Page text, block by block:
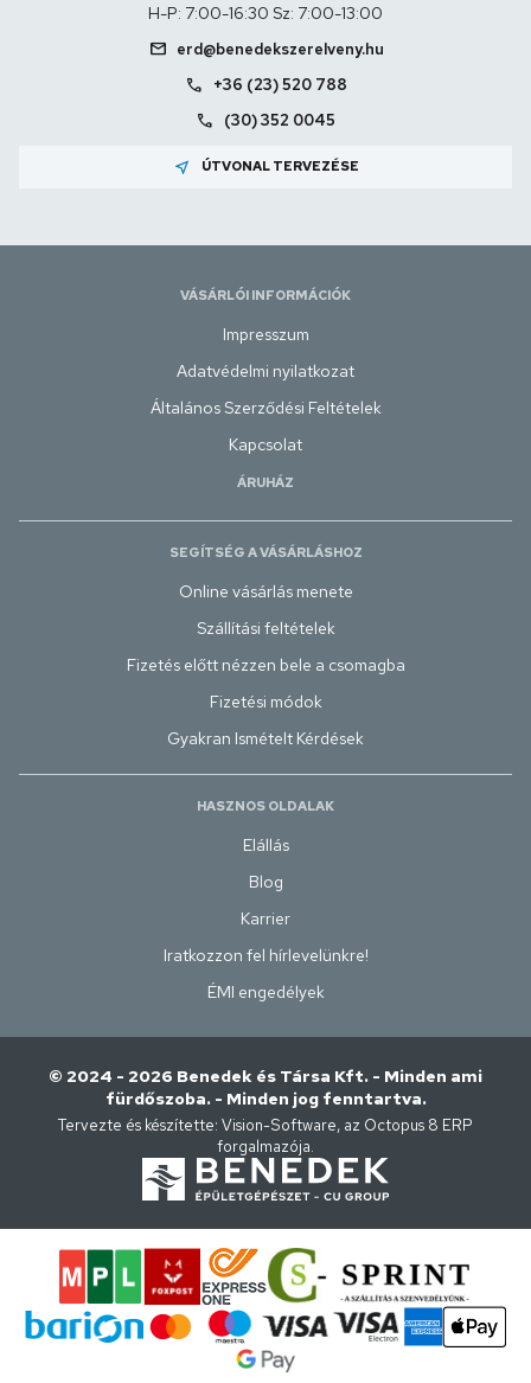
H-P: 7:00-16:30 Sz: 7:00-13:00
mail erd@benedekszerelveny.hu
call +36 (23) 520 788
call (30) 352 0045
near_me ÚTVONAL TERVEZÉSE
VÁSÁRLÓI INFORMÁCIÓK
Impresszum
Adatvédelmi nyilatkozat
Általános Szerződési Feltételek
Kapcsolat
ÁRUHÁZ
SEGÍTSÉG A VÁSÁRLÁSHOZ
Online vásárlás menete
Szállítási feltételek
Fizetés előtt nézzen bele a csomagba
Fizetési módok
Gyakran Ismételt Kérdések
HASZNOS OLDALAK
Elállás
Blog
Karrier
Iratkozzon fel hírlevelünkre!
ÉMI engedélyek
© 2024 - 2026 Benedek és Társa Kft. - Minden ami
fürdőszoba. - Minden jog fenntartva.
Tervezte és készítette: Vision-Software, az Octopus 8 ERP
forgalmazója.